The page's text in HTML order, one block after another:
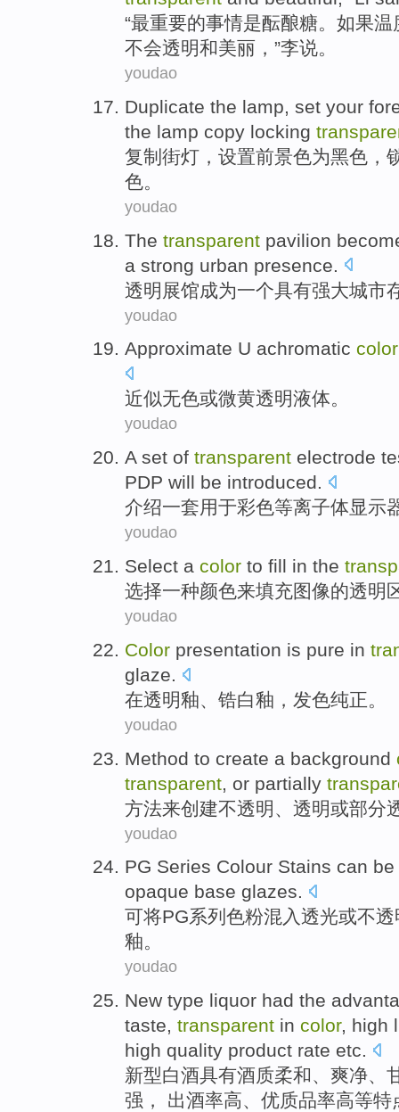
“最重要的事情是酝酿糖。 如果温
不会透明和美丽 ，”李说。
youdao
Duplicate the lamp, set your
the lamp copy locking
复制 街灯 ， 设置前景色为黑色 ，
色。
youdao
The transparent pavilion
a strong urban presence
透明 展馆成为一个具有强大城市
youdao
Approximate U achromatic color
近似无色或微黄透明液体。
youdao
A set of transparent electrode
PDP will be introduced.
介绍一套用于彩色等离子体显示
youdao
Select a color to fill in the
选择一种颜色来填充图像的透明
youdao
Color presentation is pure in
glaze.
在透明釉、 锆白釉，发色纯正。
youdao
Method to create a background
transparent or partially
方法来创建不透明、 透明或部分
youdao
PG Series Colour Stains can be
opaque base glazes.
可将PG系列 色粉混入透光或不透
釉。
youdao
New type liquor had the
taste, transparent in color, high
high quality product rate etc.
新型白酒具有酒质柔和、爽净、
强 ， 出酒率高、 优质品率高等特